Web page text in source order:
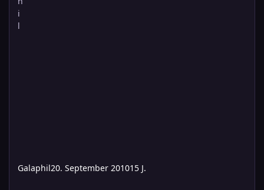
Galaphil20. September 201015 J.